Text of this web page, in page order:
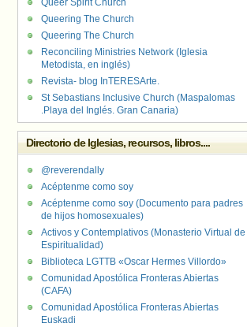
Queer Spirit Church
Queering The Church
Queering The Church
Reconciling Ministries Network (Iglesia
Metodista, en inglés)
Revista- blog InTERESArte.
St Sebastians Inclusive Church (Maspalomas
.Playa del Inglés. Gran Canaria)
Directorio de Iglesias, recursos, libros....
@reverendally
Acéptenme como soy
Acéptenme como soy (Documento para padres
de hijos homosexuales)
Activos y Contemplativos (Monasterio Virtual de
Espiritualidad)
Biblioteca LGTTB «Oscar Hermes Villordo»
Comunidad Apostólica Fronteras Abiertas
(CAFA)
Comunidad Apostólica Fronteras Abiertas
Euskadi